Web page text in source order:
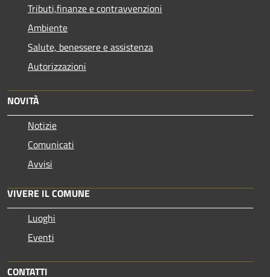
Tributi,finanze e contravvenzioni
Ambiente
Salute, benessere e assistenza
Autorizzazioni
NOVITÀ
Notizie
Comunicati
Avvisi
VIVERE IL COMUNE
Luoghi
Eventi
CONTATTI